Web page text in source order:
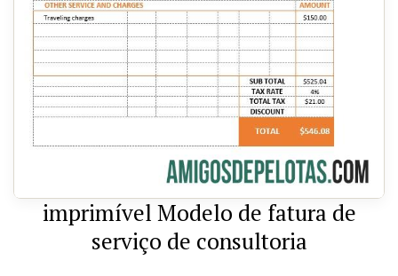
imprimível Modelo de fatura de
serviço de consultoria